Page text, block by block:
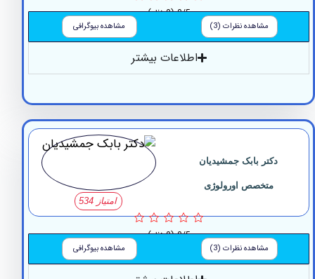
0/5 (0 نظر)
مشاهده نظرات (3) مشاهده بیوگرافی
اطلاعات بیشتر
دکتر بابک جمشیدیان
متخصص اورولوژی
0/5 (0 نظر)
مشاهده نظرات (3) مشاهده بیوگرافی